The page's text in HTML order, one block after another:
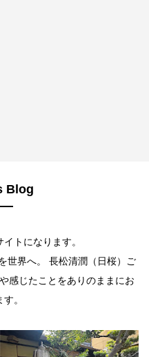
Blog
トになります。
世界へ。 長松清潤（日桜）ご
感じたことをありのままにお
。